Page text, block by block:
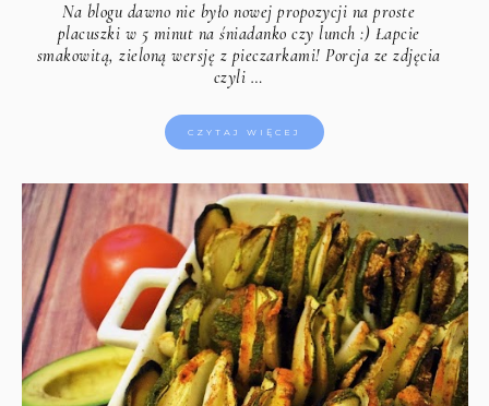
Na blogu dawno nie było nowej propozycji na proste
placuszki w 5 minut na śniadanko czy lunch :) Łapcie
smakowitą, zieloną wersję z pieczarkami! Porcja ze zdjęcia
czyli …
CZYTAJ WIĘCEJ